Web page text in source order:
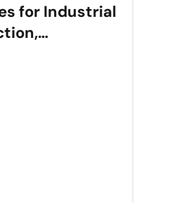
for Industrial